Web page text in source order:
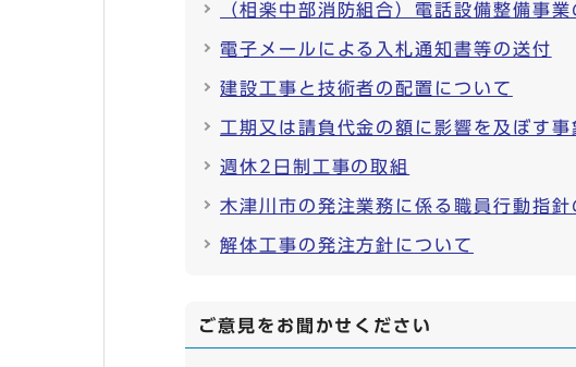
（相楽中部消防組合）電話設備整備事業
電子メールによる入札通知書等の送付
建設工事と技術者の配置について
工期又は請負代金の額に影響を及ぼす
週休2日制工事の取組
木津川市の発注業務に係る職員行動指針
解体工事の発注方針について
ご意見をお聞かせください